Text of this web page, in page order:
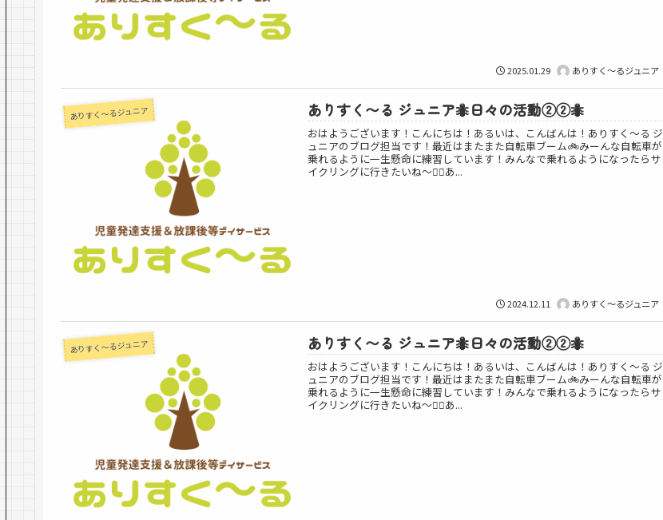
2025.01.29 ありすく～るジュニア
ありすく～るジュニア ありすく〜る ジュニア🐜日々の活動②②🐜
おはようございます！こんにちは！あるいは、こんばんは！ありすく～る ジ
ュニアのブログ担当です！最近はまたまた自転車ブーム🚲みーんな自転車が
乗れるように一生懸命に練習しています！みんなで乗れるようになったらサ
イクリングに行きたいね〜🚴‍♀️あ...
2024.12.11 ありすく～るジュニア
ありすく～るジュニア ありすく〜る ジュニア🐜日々の活動②②🐜
おはようございます！こんにちは！あるいは、こんばんは！ありすく～る ジ
ュニアのブログ担当です！最近はまたまた自転車ブーム🚲みーんな自転車が
乗れるように一生懸命に練習しています！みんなで乗れるようになったらサ
イクリングに行きたいね〜🚴‍♀️あ...